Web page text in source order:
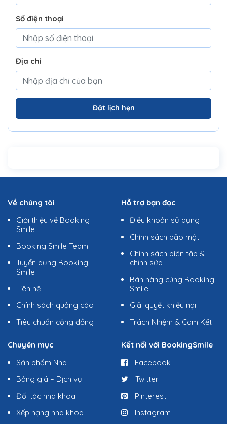
Số điện thoại
Địa chỉ
Đặt lịch hẹn
Về chúng tôi
Giới thiệu về Booking
Smile
Booking Smile Team
Tuyển dụng Booking
Smile
Liên hệ
Chính sách quảng cáo
Tiêu chuẩn cộng đồng
Hỗ trợ bạn đọc
Điều khoản sử dụng
Chính sách bảo mật
Chính sách biên tập &
chỉnh sửa
Bán hàng cùng Booking
Smile
Giải quyết khiếu nại
Trách Nhiệm & Cam Kết
Chuyên mục
Sản phẩm Nha
Bảng giá – Dịch vụ
Đối tác nha khoa
Xếp hạng nha khoa
Kết nối với BookingSmile
Facebook
Twitter
Pinterest
Instagram